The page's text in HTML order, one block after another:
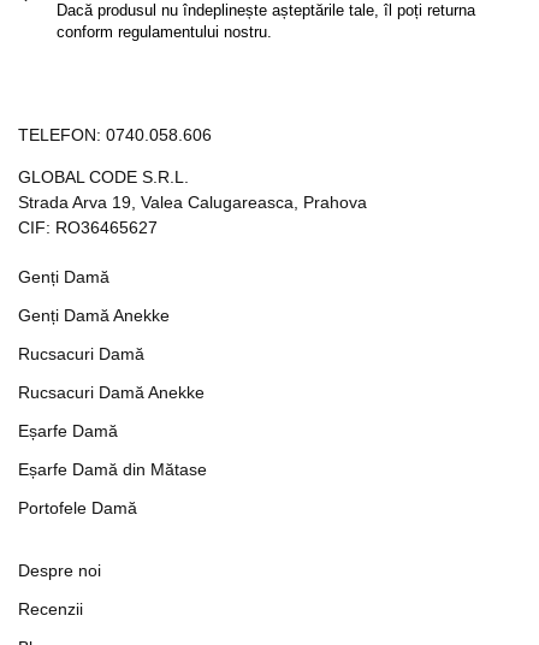
Dacă produsul nu îndeplinește așteptările tale, îl poți returna
conform regulamentului nostru.
TELEFON: 0740.058.606
GLOBAL CODE S.R.L.
Strada Arva 19, Valea Calugareasca, Prahova
CIF: RO36465627
Genți Damă
Genți Damă Anekke
Rucsacuri Damă
Rucsacuri Damă Anekke
Eșarfe Damă
Eșarfe Damă din Mătase
Portofele Damă
Despre noi
Recenzii